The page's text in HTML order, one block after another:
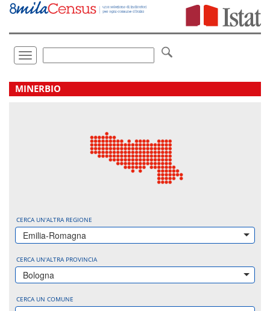
Vai
direttamente
Toggle
navigation
.
MINERBIO
CERCA UN'ALTRA REGIONE
Emilia-Romagna
CERCA UN'ALTRA PROVINCIA
Bologna
CERCA UN COMUNE